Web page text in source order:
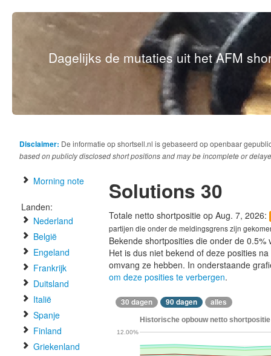
Dagelijks de mutaties uit het AFM
Disclaimer: De informatie op shortsell.nl is gebaseerd op openbaar
based on publicly disclosed short positions and may be incomplete or
Morning note
Landen:
Nederland
België
Engeland
Frankrijk
Duitsland
Italië
Spanje
Finland
Griekenland
Solutions 30
Totale netto shortpositie op Aug. 7, 2026:
partijen die onder de meldingsgrens zijn
Bekende shortposities die onder de
Het is dus niet bekend of deze posities
omvang ze hebben. In onderstaande
om deze posities te verbergen.
30 dagen 90 dagen alles
Historische opbouw netto
12.00%